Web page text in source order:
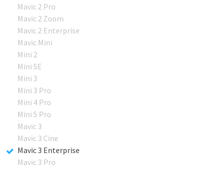
Mavic 2 Pro
Mavic 2 Zoom
Mavic 2 Enterprise
Mavic Mini
Mini 2
Mini SE
Mini 3
Mini 3 Pro
Mini 4 Pro
Mini 5 Pro
Mavic 3
Mavic 3 Cine
Mavic 3 Enterprise
Mavic 3 Pro